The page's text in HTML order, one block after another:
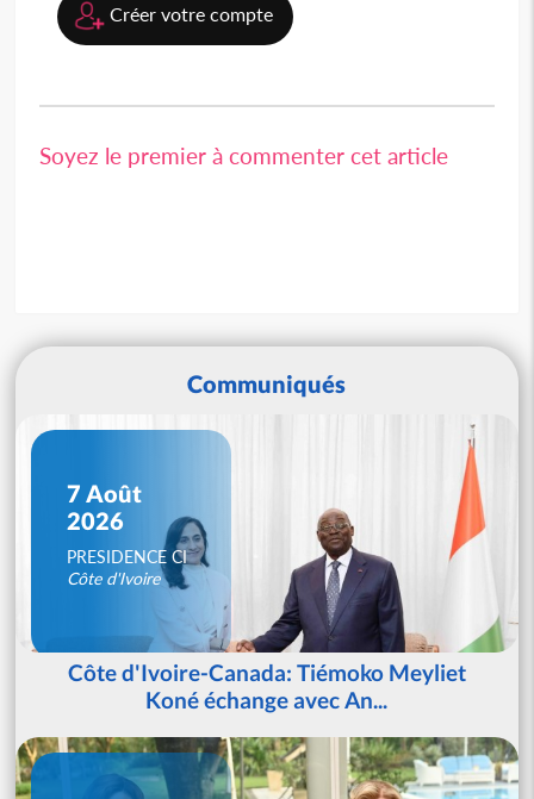
Créer votre compte
Soyez le premier à commenter cet article
Communiqués
7 Août
2026
PRESIDENCE CI
Côte d'Ivoire
Côte d'Ivoire-Canada: Tiémoko Meyliet
Koné échange avec An...